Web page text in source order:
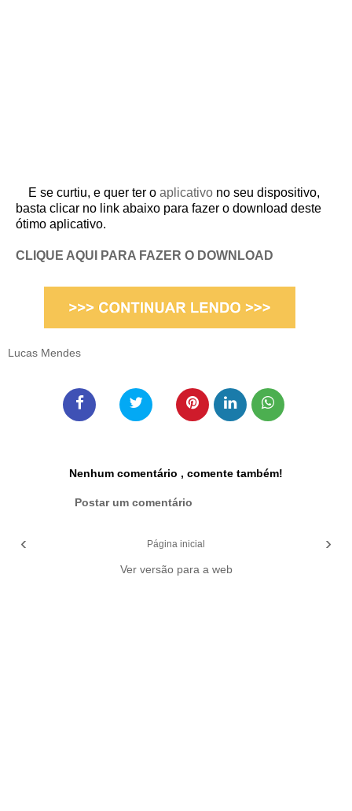
E se curtiu, e quer ter o aplicativo no seu dispositivo,
basta clicar no link abaixo para fazer o download deste
ótimo aplicativo.
CLIQUE AQUI PARA FAZER O DOWNLOAD
Lucas Mendes
Nenhum comentário , comente também!
Postar um comentário
‹ ›
Página inicial
Ver versão para a web